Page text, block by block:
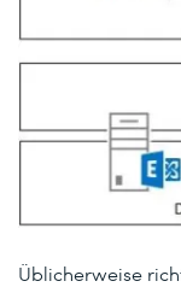
Üblicherweise